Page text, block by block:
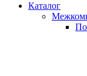
Каталог